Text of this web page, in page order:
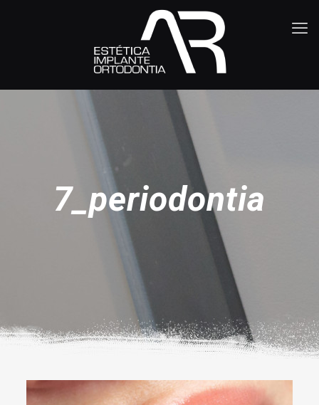
7_periodontia